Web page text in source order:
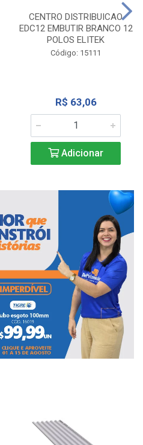
CENTRO DISTRIBUICAO
EDC12 EMBUTIR BRANCO 12
POLOS ELITEK
Código: 15111
R$ 63,06
Adicionar